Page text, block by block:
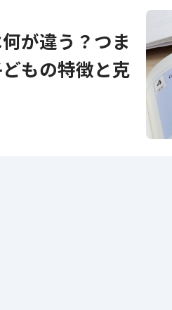
もの特徴と克